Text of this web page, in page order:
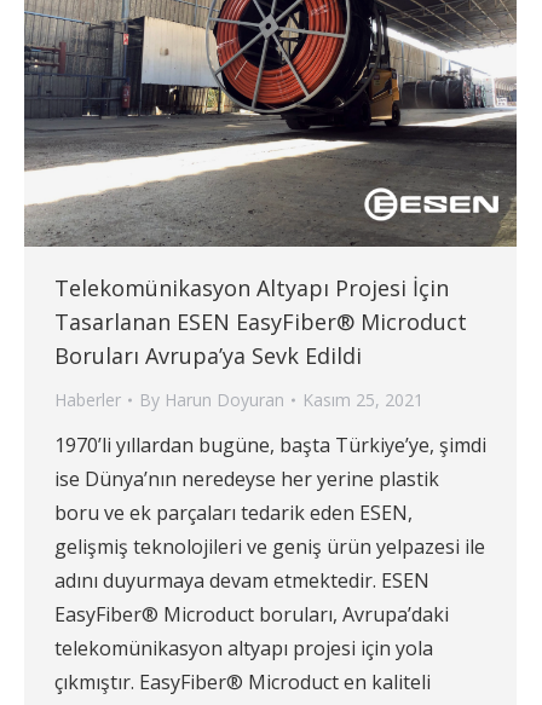
Telekomünikasyon Altyapı Projesi İçin
Tasarlanan ESEN EasyFiber® Microduct
Boruları Avrupa’ya Sevk Edildi
Haberler By Harun Doyuran Kasım 25, 2021
1970’li yıllardan bugüne, başta Türkiye’ye, şimdi
ise Dünya’nın neredeyse her yerine plastik
boru ve ek parçaları tedarik eden ESEN,
gelişmiş teknolojileri ve geniş ürün yelpazesi ile
adını duyurmaya devam etmektedir. ESEN
EasyFiber® Microduct boruları, Avrupa’daki
telekomünikasyon altyapı projesi için yola
çıkmıştır. EasyFiber® Microduct en kaliteli